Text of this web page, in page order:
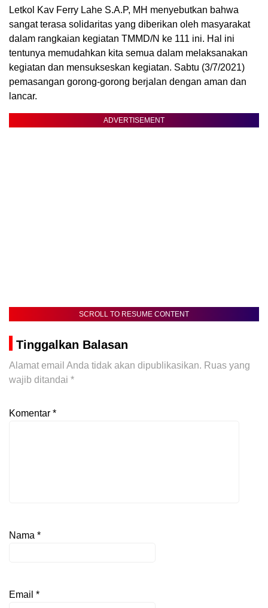
Letkol Kav Ferry Lahe S.A.P, MH menyebutkan bahwa
sangat terasa solidaritas yang diberikan oleh masyarakat
dalam rangkaian kegiatan TMMD/N ke 111 ini. Hal ini
tentunya memudahkan kita semua dalam melaksanakan
kegiatan dan mensukseskan kegiatan. Sabtu (3/7/2021)
pemasangan gorong-gorong berjalan dengan aman dan
lancar.
ADVERTISEMENT
SCROLL TO RESUME CONTENT
Tinggalkan Balasan
Alamat email Anda tidak akan dipublikasikan. Ruas yang
wajib ditandai *
Komentar *
Nama *
Email *